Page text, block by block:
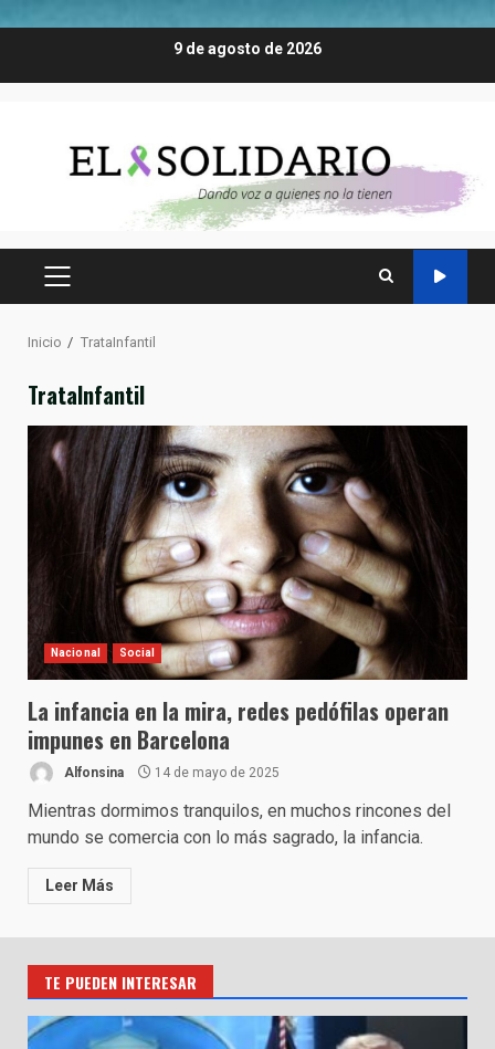
9 de agosto de 2026
MENÚ
Inicio TrataInfantil
TrataInfantil
Nacional Social
La infancia en la mira, redes pedófilas operan
impunes en Barcelona
Alfonsina 14 de mayo de 2025
Mientras dormimos tranquilos, en muchos rincones del
mundo se comercia con lo más sagrado, la infancia.
Leer Más
TE PUEDEN INTERESAR